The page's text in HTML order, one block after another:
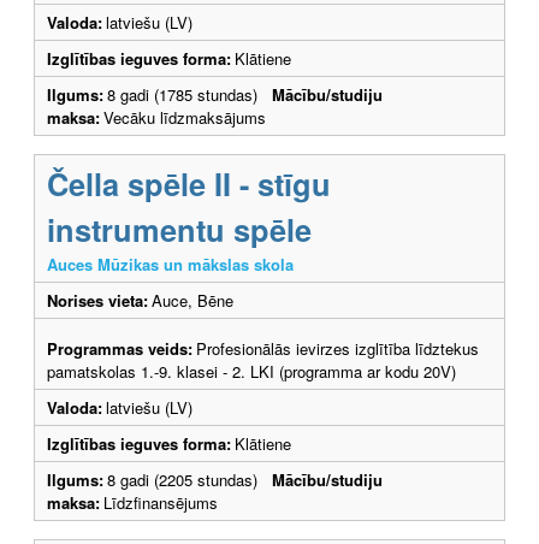
Valoda:latviešu (LV)
Izglītības ieguves forma: Klātiene
Ilgums:8 gadi (1785 stundas) Mācību/studiju
maksa:Vecāku līdzmaksājums
Čella spēle II - stīgu
instrumentu spēle
Auces Mūzikas un mākslas skola
Norises vieta:Auce, Bēne
Programmas veids: Profesionālās ievirzes izglītība līdztekus
pamatskolas 1.-9. klasei - 2. LKI (programma ar kodu 20V)
Valoda:latviešu (LV)
Izglītības ieguves forma: Klātiene
Ilgums:8 gadi (2205 stundas) Mācību/studiju
maksa: Līdzfinansējums